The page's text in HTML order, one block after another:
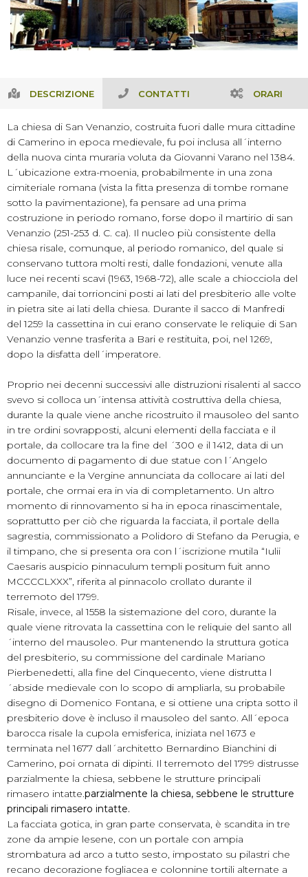
DESCRIZIONE CONTATTI ORARI
La chiesa di San Venanzio, costruita fuori dalle mura cittadine
di Camerino in epoca medievale, fu poi inclusa all´interno
della nuova cinta muraria voluta da Giovanni Varano nel 1384.
L´ubicazione extra-moenia, probabilmente in una zona
cimiteriale romana (vista la fitta presenza di tombe romane
sotto la pavimentazione), fa pensare ad una prima
costruzione in periodo romano, forse dopo il martirio di san
Venanzio (251-253 d. C. ca). Il nucleo più consistente della
chiesa risale, comunque, al periodo romanico, del quale si
conservano tuttora molti resti, dalle fondazioni, venute alla
luce nei recenti scavi (1963, 1968-72), alle scale a chiocciola del
campanile, dai torrioncini posti ai lati del presbiterio alle volte
in pietra site ai lati della chiesa. Durante il sacco di Manfredi
del 1259 la cassettina in cui erano conservate le reliquie di San
Venanzio venne trasferita a Bari e restituita, poi, nel 1269,
dopo la disfatta dell´imperatore.
Proprio nei decenni successivi alle distruzioni risalenti al sacco
svevo si colloca un´intensa attività costruttiva della chiesa,
durante la quale viene anche ricostruito il mausoleo del santo
in tre ordini sovrapposti, alcuni elementi della facciata e il
portale, da collocare tra la fine del ´300 e il 1412, data di un
documento di pagamento di due statue con l´Angelo
annunciante e la Vergine annunciata da collocare ai lati del
portale, che ormai era in via di completamento. Un altro
momento di rinnovamento si ha in epoca rinascimentale,
soprattutto per ciò che riguarda la facciata, il portale della
sagrestia, commissionato a Polidoro di Stefano da Perugia, e
il timpano, che si presenta ora con l´iscrizione mutila “Iulii
Caesaris auspicio pinnaculum templi positum fuit anno
MCCCCLXXX”, riferita al pinnacolo crollato durante il
terremoto del 1799.
Risale, invece, al 1558 la sistemazione del coro, durante la
quale viene ritrovata la cassettina con le reliquie del santo all
´interno del mausoleo. Pur mantenendo la struttura gotica
del presbiterio, su commissione del cardinale Mariano
Pierbenedetti, alla fine del Cinquecento, viene distrutta l
´abside medievale con lo scopo di ampliarla, su probabile
disegno di Domenico Fontana, e si ottiene una cripta sotto il
presbiterio dove è incluso il mausoleo del santo. All´epoca
barocca risale la cupola emisferica, iniziata nel 1673 e
terminata nel 1677 dall´architetto Bernardino Bianchini di
Camerino, poi ornata di dipinti. Il terremoto del 1799 distrusse
parzialmente la chiesa, sebbene le strutture principali
rimasero intatte.parzialmente la chiesa, sebbene le strutture
principali rimasero intatte.
La facciata gotica, in gran parte conservata, è scandita in tre
zone da ampie lesene, con un portale con ampia
strombatura ad arco a tutto sesto, impostato su pilastri che
recano decorazione fogliacea e colonnine tortili alternate a